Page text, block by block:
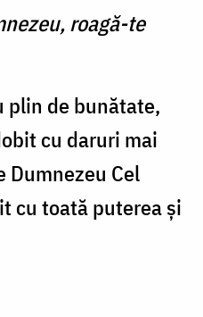
roagă-te
plin de bunătate,
cu daruri mai
Dumnezeu Cel
cu toată puterea și